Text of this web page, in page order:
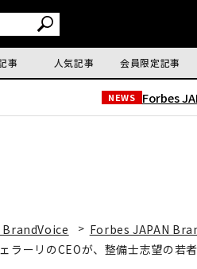
事 人気記事 会員限定記事
NEWS Forbes
BrandVoice
Forbes JAPAN
ーリのCEOが、整備士志望の若